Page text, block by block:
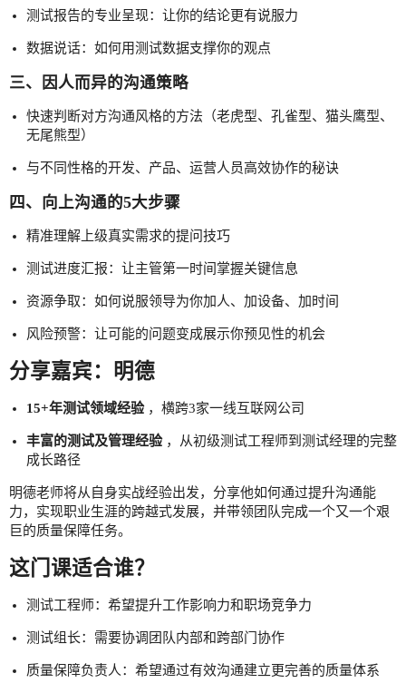
测试报告的专业呈现：让你的结论更有说服力
数据说话：如何用测试数据支撑你的观点
三、因人而异的沟通策略
快速判断对方沟通风格的方法（老虎型、孔雀型、猫头鹰型、
无尾熊型）
与不同性格的开发、产品、运营人员高效协作的秘诀
四、向上沟通的5大步骤
精准理解上级真实需求的提问技巧
测试进度汇报：让主管第一时间掌握关键信息
资源争取：如何说服领导为你加人、加设备、加时间
风险预警：让可能的问题变成展示你预见性的机会
分享嘉宾：明德
15+年测试领域经验，横跨3家一线互联网公司
丰富的测试及管理经验，从初级测试工程师到测试经理的完整
成长路径
明德老师将从自身实战经验出发，分享他如何通过提升沟通能
力，实现职业生涯的跨越式发展，并带领团队完成一个又一个艰
巨的质量保障任务。
这门课适合谁？
测试工程师：希望提升工作影响力和职场竞争力
测试组长：需要协调团队内部和跨部门协作
质量保障负责人：希望通过有效沟通建立更完善的质量体系